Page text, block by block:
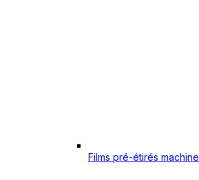
Films pré-étirés machine